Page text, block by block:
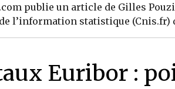
publie un article de Gilles
l’information statistique (Cnis.fr)
Euribor :